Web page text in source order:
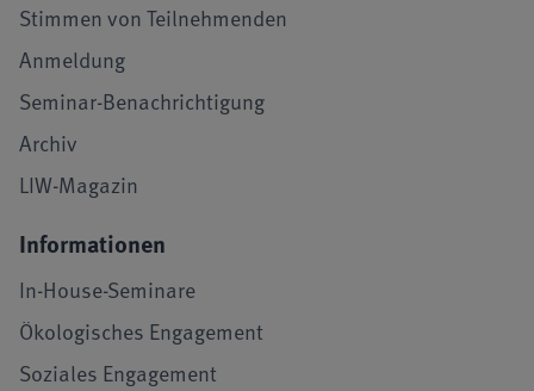
Stimmen von Teilnehmenden
Anmeldung
Seminar-Benachrichtigung
Archiv
LIW-Magazin
Informationen
In-House-Seminare
Ökologisches Engagement
Soziales Engagement